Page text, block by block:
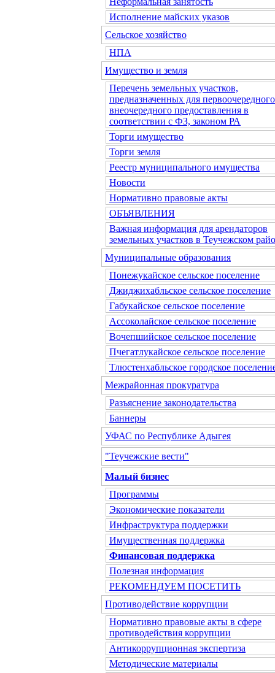
Исполнение майских указов
Сельское хозяйство
НПА
Имущество и земля
Перечень земельных участков,
предназначенных для
внеочередного предоставления в
соответствии с ФЗ, законом РА
Торги имущество
Торги земля
Реестр муниципального имущества
Новости
Нормативно правовые акты
ОБЪЯВЛЕНИЯ
Важная информация для арендаторов
земельных участков в Теучежском
Муниципальные образования
Понежукайское сельское поселение
Джиджихабльское сельское поселение
Габукайское сельское поселение
Ассоколайское сельское поселение
Вочепшийское сельское поселение
Пчегатлукайское сельское поселение
Тлюстенхабльское городское
Межрайонная прокуратура
Разъяснение законодательства
Баннеры
УФАС по Республике Адыгея
"Теучежские вести"
Малый бизнес
Программы
Экономические показатели
Инфраструктура поддержки
Имущественная поддержка
Финансовая поддержка
Полезная информация
РЕКОМЕНДУЕМ ПОСЕТИТЬ
Противодействие коррупции
Нормативно правовые акты в сфере
противодействия коррупции
Антикоррупционная экспертиза
Методические материалы